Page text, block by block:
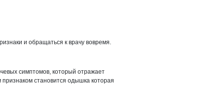
и обращаться к врачу вовремя.
симптомов, который отражает
становится одышка которая